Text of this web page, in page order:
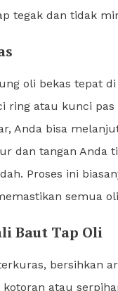
tegak dan tidak
oli bekas tepat
ring atau kunci
Anda bisa
dan tangan Anda
Proses ini
semua
Baut Tap Oli
bersihkan
atau